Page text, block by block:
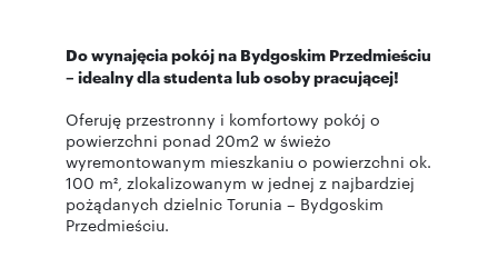
Do wynajęcia pokój na Bydgoskim Przedmieściu
– idealny dla studenta lub osoby pracującej!
Oferuję przestronny i komfortowy pokój o
powierzchni ponad 20m2 w świeżo
wyremontowanym mieszkaniu o powierzchni ok.
100 m², zlokalizowanym w jednej z najbardziej
pożądanych dzielnic Torunia – Bydgoskim
Przedmieściu.